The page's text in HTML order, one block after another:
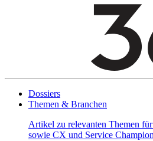
Dossiers
Themen & Branchen
Artikel zu relevanten Themen
sowie CX und Service